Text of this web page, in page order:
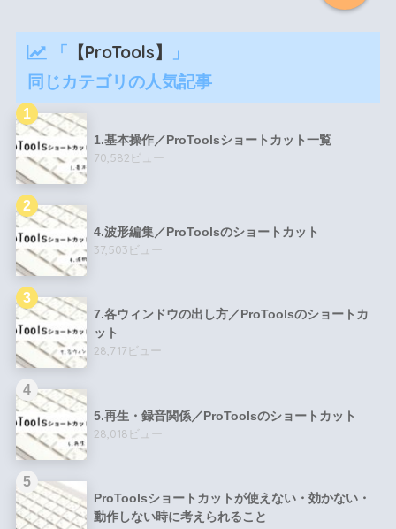
「 【ProTools】
」
同じカテゴリの人気記事
1.基本操作／ProToolsショートカット一覧
70,582ビュー
4.波形編集／ProToolsのショートカット
37,503ビュー
7.各ウィンドウの出し方／ProToolsのショートカ
ット
28,717ビュー
5.再生・録音関係／ProToolsのショートカット
28,018ビュー
ProToolsショートカットが使えない・効かない・
動作しない時に考えられること